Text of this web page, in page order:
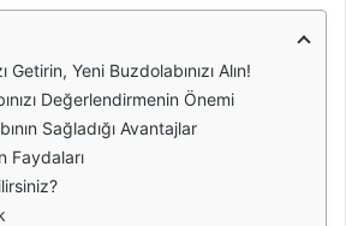
Getirin, Yeni Buzdolabınızı Alın!
Değerlendirmenin Önemi
Sağladığı Avantajlar
Faydaları